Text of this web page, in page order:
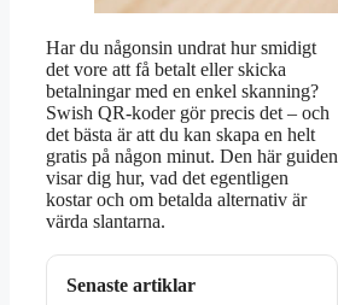
Har du någonsin undrat hur smidigt
det vore att få betalt eller skicka
betalningar med en enkel skanning?
Swish QR-koder gör precis det – och
det bästa är att du kan skapa en helt
gratis på någon minut. Den här guiden
visar dig hur, vad det egentligen
kostar och om betalda alternativ är
värda slantarna.
Senaste artiklar